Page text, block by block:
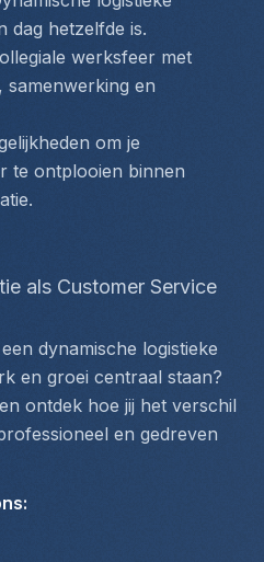
dag hetzelfde is.
werksfeer met
samenwerking en
om je
te ontplooien binnen
als Customer Service
dynamische logistieke
en groei centraal staan?
ontdek hoe jij het verschil
en gedreven
: